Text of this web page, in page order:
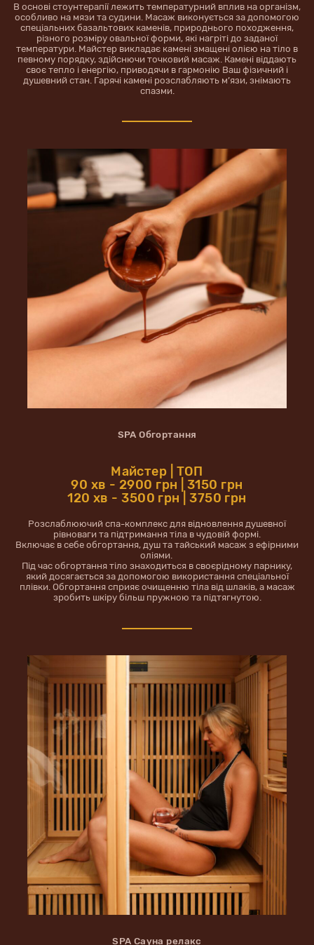
В основі cтоунтерапії лежить температурний вплив на організм,
особливо на мязи та судини. Масаж виконується за допомогою
спеціальних базальтових каменів, природнього походження,
різного розміру овальної форми, які нагріті до заданої
температури. Майстер викладає камені змащені олією на тіло в
певному порядку, здійснючи точковий масаж. Камені віддають
своє тепло і енергію, приводячи в гармонію Ваш фізичний і
душевний стан. Гарячі камені розслабляють м’язи, знімають
спазми.
SPA Обгортання
Майстер | ТОП
90 хв - 2900 грн | 3150 грн
120 хв - 3500 грн | 3750 грн
Розслаблюючий спа-комплекс для відновлення душевної
рівноваги та підтримання тіла в чудовій формі.
Включає в себе обгортання, душ та тайський масаж з ефірними
оліями.
Під час обгортання тіло знаходиться в своєрідному парнику,
який досягається за допомогою використання спеціальної
плівки. Обгортання сприяє очищенню тіла від шлаків, а масаж
зробить шкіру більш пружною та підтягнутою.
SPA Сауна релакс